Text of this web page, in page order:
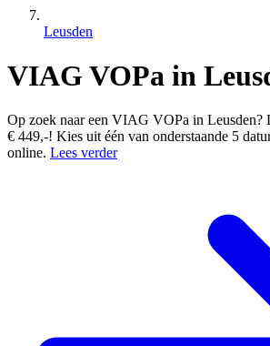
Leusden
VIAG VOPa in
Op zoek naar een VIAG VOPa in Leusden?
€ 449,-! Kies uit één van onderstaande 5
online. Lees verder